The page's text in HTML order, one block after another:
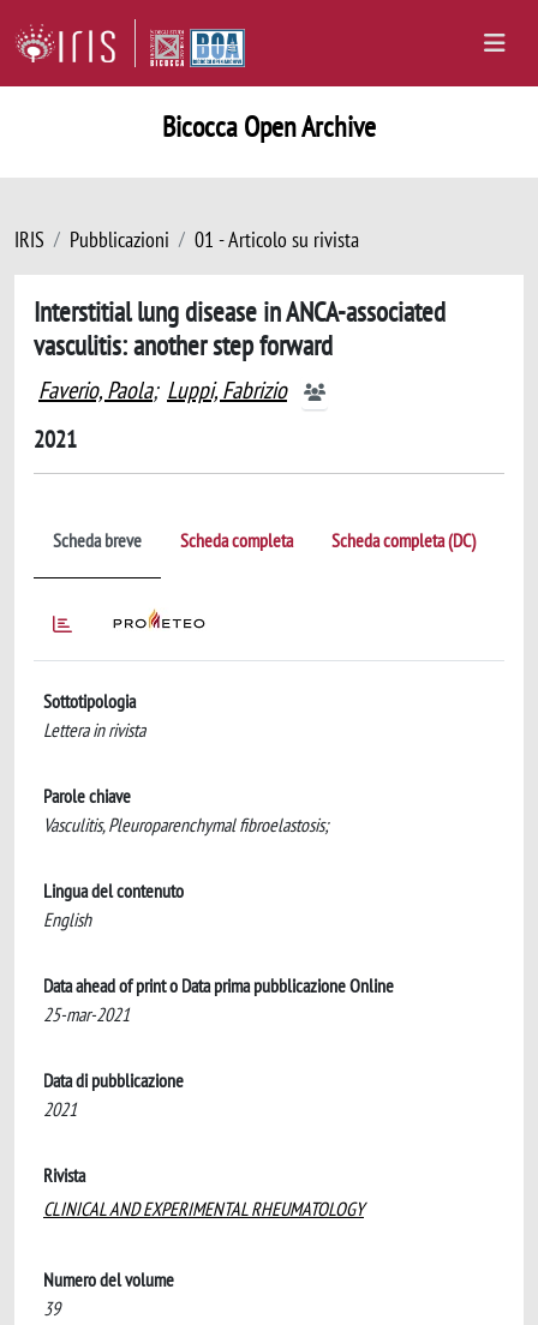
Bicocca Open Archive
IRIS Pubblicazioni 01 - Articolo su rivista
Interstitial lung disease in ANCA-associated
vasculitis: another step forward
Faverio, Paola; Luppi, Fabrizio
2021
Scheda breve Scheda completa Scheda completa (DC)
Sottotipologia
Lettera in rivista
Parole chiave
Vasculitis, Pleuroparenchymal fibroelastosis;
Lingua del contenuto
English
Data ahead of print o Data prima pubblicazione Online
25-mar-2021
Data di pubblicazione
2021
Rivista
CLINICAL AND EXPERIMENTAL RHEUMATOLOGY
Numero del volume
39